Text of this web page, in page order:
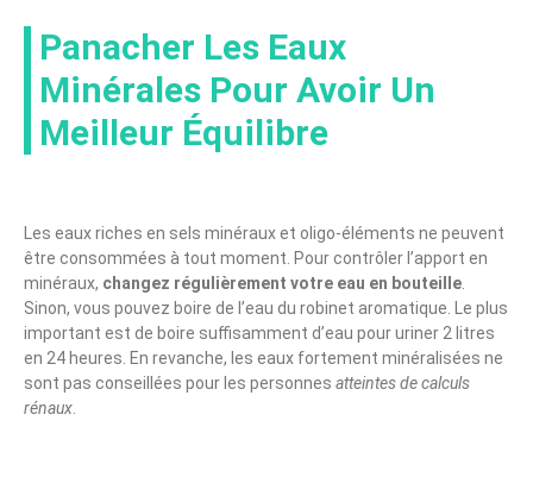
Panacher Les Eaux
Minérales Pour Avoir Un
Meilleur Équilibre
Les eaux riches en sels minéraux et oligo-éléments ne peuvent
être consommées à tout moment. Pour contrôler l’apport en
minéraux, changez régulièrement votre eau en bouteille
Sinon, vous pouvez boire de l’eau du robinet aromatique. Le plus
important est de boire suffisamment d’eau pour uriner 2 litres
en 24 heures. En revanche, les eaux fortement minéralisées ne
sont pas conseillées pour les personnes atteintes de calculs
rénaux